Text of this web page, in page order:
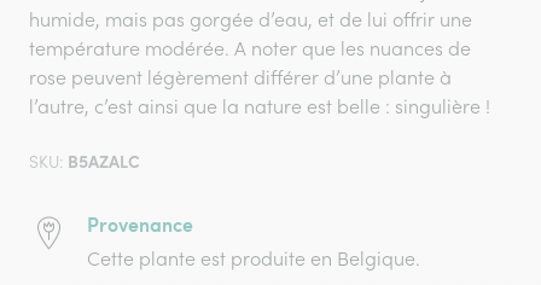
humide, mais pas gorgée d’eau, et de lui offrir une
température modérée. A noter que les nuances de
rose peuvent légèrement différer d’une plante à
l’autre, c’est ainsi que la nature est belle : singulière !
SKU: B5AZALC
Provenance
Cette plante est produite en Belgique.